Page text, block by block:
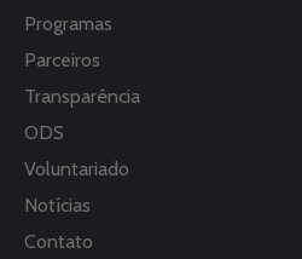
Programas
Parceiros
Transparência
ODS
Voluntariado
Notícias
Contato